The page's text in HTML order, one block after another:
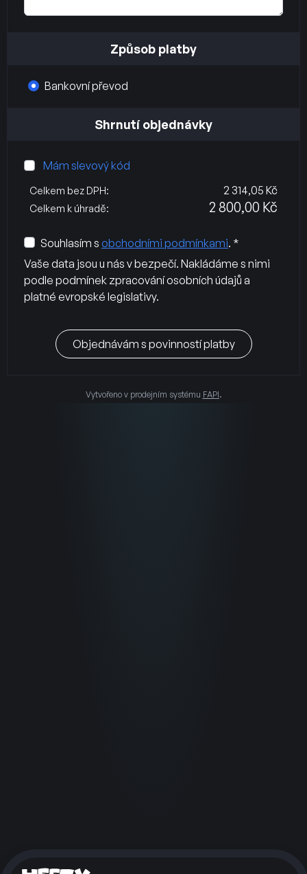
Způsob platby
Bankovní převod
Shrnutí objednávky
Mám slevový kód
Celkem bez DPH: 2 314,05 Kč
Celkem k úhradě: 2 800,00 Kč
Souhlasím s obchodními podmínkami. *
Vaše data jsou u nás v bezpečí. Nakládáme s nimi
podle podmínek zpracování osobních údajů a
platné evropské legislativy.
Objednávám s povinností platby
Vytvořeno v prodejním systému FAPI.